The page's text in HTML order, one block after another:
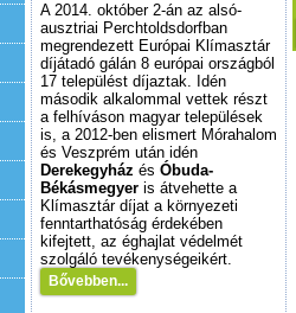
A 2014. október 2-án az alsó-
ausztriai Perchtoldsdorfban
megrendezett Európai Klímasztár
díjátadó gálán 8 európai országból
17 települést díjaztak. Idén
második alkalommal vettek részt
a felhíváson magyar települések
is, a 2012-ben elismert Mórahalom
és Veszprém után idén
Derekegyház és Óbuda-
Békásmegyer is átvehette a
Klímasztár díjat a környezeti
fenntarthatóság érdekében
kifejtett, az éghajlat védelmét
szolgáló tevékenységeikért.
Bővebben...